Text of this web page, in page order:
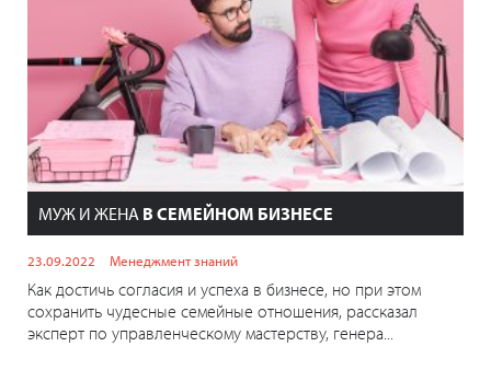
МУЖ И ЖЕНА В СЕМЕЙНОМ БИЗНЕСЕ
23.09.2022 Менеджмент знаний
Как достичь согласия и успеха в бизнесе, но при этом
сохранить чудесные семейные отношения, рассказал
эксперт по управленческому мастерству, генера...